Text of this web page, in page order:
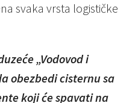
svaka vrsta logističke
„Vodovod i
obezbedi cisternu sa
koji će spavati na